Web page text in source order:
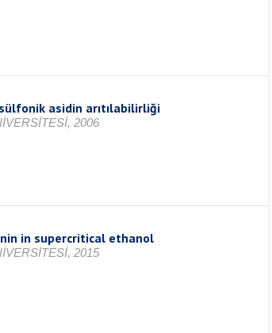
asidin arıtılabilirliği
2006
in supercritical ethanol
2015